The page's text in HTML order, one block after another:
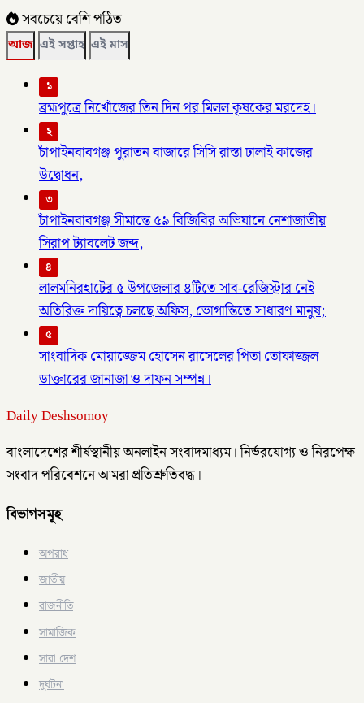
সবচেয়ে বেশি পঠিত
আজ এই সপ্তাহ এই মাস
১
ব্রহ্মপুত্রে নিখোঁজের তিন দিন পর মিলল কৃষকের মরদেহ।
২
চাঁপাইনবাবগঞ্জ পুরাতন বাজারে সিসি রাস্তা ঢালাই কাজের
উদ্বোধন,
৩
চাঁপাইনবাবগঞ্জ সীমান্তে ৫৯ বিজিবির অভিযানে নেশাজাতীয়
সিরাপ ট্যাবলেট জব্দ,
৪
লালমনিরহাটের ৫ উপজেলার ৪টিতে সাব-রেজিস্ট্রার নেই
অতিরিক্ত দায়িত্বে চলছে অফিস, ভোগান্তিতে সাধারণ মানুষ;
৫
সাংবাদিক মোয়াজ্জেম হোসেন রাসেলের পিতা তোফাজ্জল
ডাক্তারের জানাজা ও দাফন সম্পন্ন।
Daily Deshsomoy
বাংলাদেশের শীর্ষস্থানীয় অনলাইন সংবাদমাধ্যম। নির্ভরযোগ্য ও নিরপেক্ষ
সংবাদ পরিবেশনে আমরা প্রতিশ্রুতিবদ্ধ।
বিভাগসমূহ
অপরাধ
জাতীয়
রাজনীতি
সামাজিক
সারা দেশ
দুর্ঘটনা